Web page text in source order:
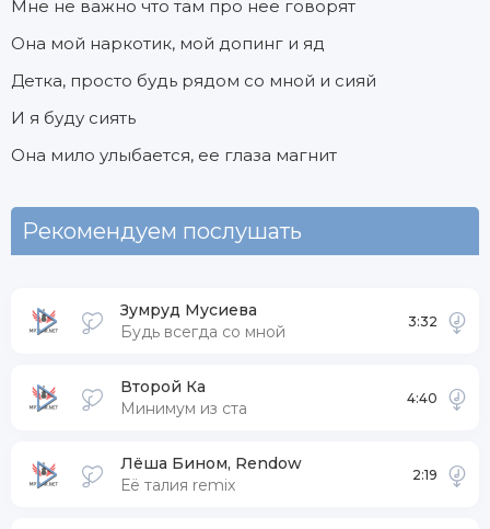
Мне не важно что там про нее говорят
Она мой наркотик, мой допинг и яд
Детка, просто будь рядом со мной и сияй
И я буду сиять
Она мило улыбается, ее глаза магнит
Рекомендуем послушать
Зумруд Мусиева
Будь всегда со мной
3:32
Второй Ка
Минимум из ста
4:40
Лёша Бином, Rendow
Её талия remix
2:19